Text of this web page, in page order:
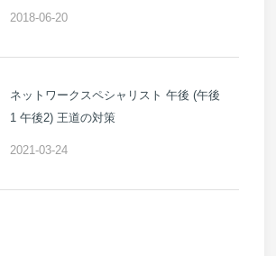
2018-06-20
ネットワークスペシャリスト 午後 (午後
1 午後2) 王道の対策
2021-03-24